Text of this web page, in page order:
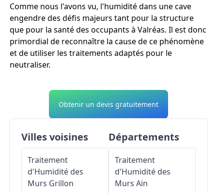
Comme nous l'avons vu, l'humidité dans une cave
engendre des défis majeurs tant pour la structure
que pour la santé des occupants à Valréas. Il est donc
primordial de reconnaître la cause de ce phénomène
et de utiliser les traitements adaptés pour le
neutraliser.
Obtenir un devis gratuitement
Villes voisines
Traitement
d'Humidité des
Murs Grillon
Départements
Traitement
d'Humidité des
Murs Ain